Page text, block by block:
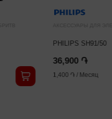
АКСЕССУАРЫ ДЛЯ
PHILIPS SH91/50
36,900 ֏
1,400 ֏ / Месяц